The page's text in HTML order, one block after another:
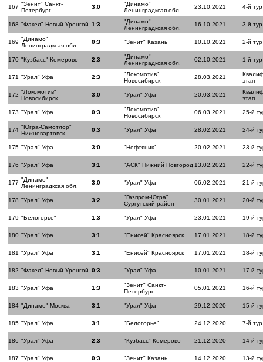
167 "Зенит" Санкт-
Петербург
3:0
"Динамо"
Ленинградксая обл.
23.10.2021 4-й тур
168 "Факел" Новый Уренгой 1:3
"Динамо"
Ленинградксая обл.
16.10.2021 3-й тур
169 "Динамо"
Ленинградксая обл.
0:3 "Зенит" Казань 10.10.2021 2-й тур
170 "Кузбасс" Кемерово 2:3
"Динамо"
Ленинградксая обл.
02.10.2021 1-й тур
171 "Урал" Уфа 2:3
"Локомотив"
Новосибирск
28.03.2021
этап
172 "Локомотив"
Новосибирск
3:0 "Урал" Уфа 20.03.2021
этап
173 "Урал" Уфа 0:3
"Локомотив"
Новосибирск
06.03.2021 25-й
174 "Югра-Самотлор"
Нижневартовск
0:3 "Урал" Уфа 28.02.2021 24-й
175 "Урал" Уфа 3:0 "Нефтяник" 20.02.2021 23-й
176 "Урал" Уфа 3:1 "АСК" Нижний Новгород 13.02.2021 22-й
177 "Динамо"
Ленинградксая обл.
3:0 "Урал" Уфа 06.02.2021 21-й
178 "Урал" Уфа 3:2
"Газпром-Югра"
Сургутский район
30.01.2021 20-й
179 "Белогорье" 1:3 "Урал" Уфа 23.01.2021 19-й
180 "Урал" Уфа 3:1 "Енисей" Красноярск 17.01.2021 18-й
181 "Урал" Уфа 3:1 "Енисей" Красноярск 17.01.2021 18-й
182 "Факел" Новый Уренгой 0:3 "Урал" Уфа 10.01.2021 17-й
183 "Урал" Уфа 1:3
"Зенит" Санкт-
Петербург
05.01.2021 16-й
184 "Динамо" Москва 3:1 "Урал" Уфа 29.12.2020 15-й
185 "Урал" Уфа 3:1 "Белогорье" 24.12.2020 7-й тур
186 "Урал" Уфа 2:3 "Кузбасс" Кемерово 21.12.2020 14-й
187 "Урал" Уфа 0:3 "Зенит" Казань 14.12.2020 13-й